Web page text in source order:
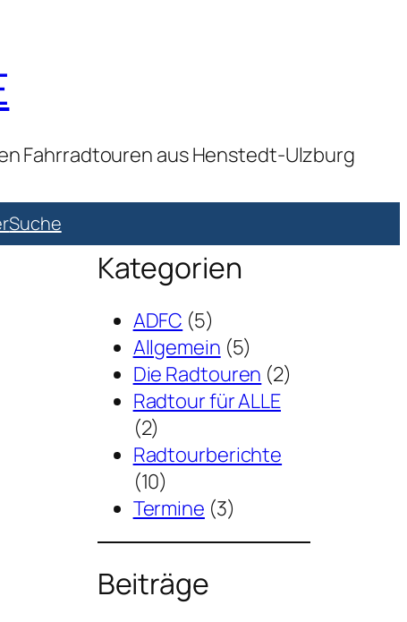
Fahrradtouren aus Henstedt-Ulzburg
Suche
Kategorien
ADFC (5)
Allgemein (5)
Die Radtouren (2)
Radtour für ALLE
(2)
Radtourberichte
(10)
Termine (3)
Beiträge